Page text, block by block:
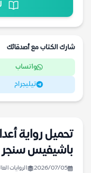
شارك الكتاب مع أصدقائك
واتساب
تيليجرام
تحميل رواية
باشيفيس سنجر
2026/07/05 الروايات